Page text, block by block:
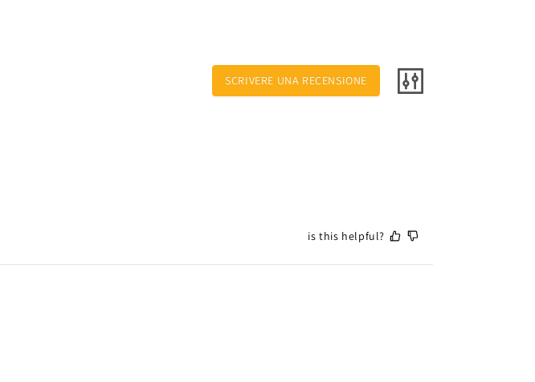
SCRIVERE UNA RECENSIONE
is this helpful?